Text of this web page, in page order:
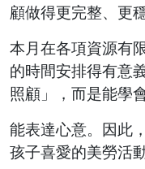
顧做得更完整、更穩
本月在各項資源有
的時間安排得有意
照顧」，而是能學
能表達心意。因此
孩子喜愛的美勞活動